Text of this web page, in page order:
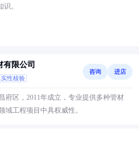
。
有限公司
性核验
咨询 进店
府区，2011年成立，专业提供多种管材
域工程项目中具权威性。